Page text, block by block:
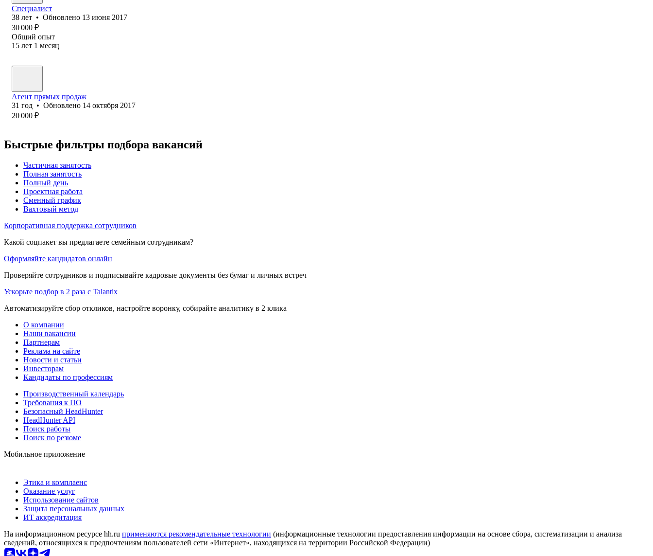
Специалист
38 лет • Обновлено 13 июня 2017
30 000 ₽
Общий опыт
15 лет 1 месяц
Агент прямых продаж
31 год • Обновлено 14 октября 2017
20 000 ₽
Быстрые фильтры подбора вакансий
Частичная занятость
Полная занятость
Полный день
Проектная работа
Сменный график
Вахтовый метод
Корпоративная поддержка сотрудников
Какой соцпакет вы предлагаете семейным сотрудникам?
Оформляйте кандидатов онлайн
Проверяйте сотрудников и подписывайте кадровые документы без бумаг и личных встреч
Ускорьте подбор в 2 раза с Talantix
Автоматизируйте сбор откликов, настройте воронку, собирайте аналитику в 2 клика
О компании
Наши вакансии
Партнерам
Реклама на сайте
Новости и статьи
Инвесторам
Кандидаты по профессиям
Производственный календарь
Требования к ПО
Безопасный HeadHunter
HeadHunter API
Поиск работы
Поиск по резюме
Мобильное приложение
Этика и комплаенс
Оказание услуг
Использование сайтов
Защита персональных данных
ИТ аккредитация
На информационном ресурсе hh.ru применяются рекомендательные технологии (информационные технологии предоставления информации на основе сбора, систематизации и анализа
сведений, относящихся к предпочтениям пользователей сети «Интернет», находящихся на территории Российской Федерации)